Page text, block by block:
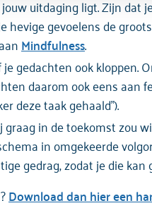
uitdaging ligt. Zijn
hevige gevoelens de
Mindfulness.
gedachten ook kloppen.
daarom ook eens aan
deze taak gehaald”).
graag in de toekomst zou
in omgekeerde
gedrag, zodat je die
Download dan hier een